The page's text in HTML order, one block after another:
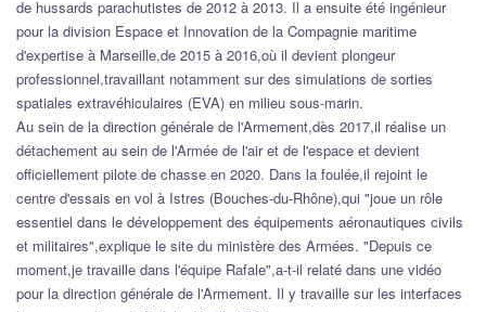
de hussards parachutistes de 2012 à 2013. Il a ensuite été ingénieur
pour la division Espace et Innovation de la Compagnie maritime
d'expertise à Marseille,de 2015 à 2016,où il devient plongeur
professionnel,travaillant notamment sur des simulations de sorties
spatiales extravéhiculaires (EVA) en milieu sous-marin.
Au sein de la direction générale de l'Armement,dès 2017,il réalise un
détachement au sein de l'Armée de l'air et de l'espace et devient
officiellement pilote de chasse en 2020. Dans la foulée,il rejoint le
centre d'essais en vol à Istres (Bouches-du-Rhône),qui "joue un rôle
essentiel dans le développement des équipements aéronautiques civils
et militaires",explique le site du ministère des Armées. "Depuis ce
moment,je travaille dans l'équipe Rafale",a-t-il relaté dans une vidéo
pour la direction générale de l'Armement. Il y travaille sur les interfaces